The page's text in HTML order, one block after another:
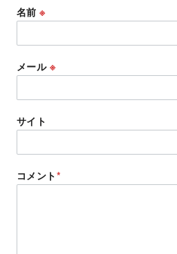
名前※
メール ※
サイト
コメント*